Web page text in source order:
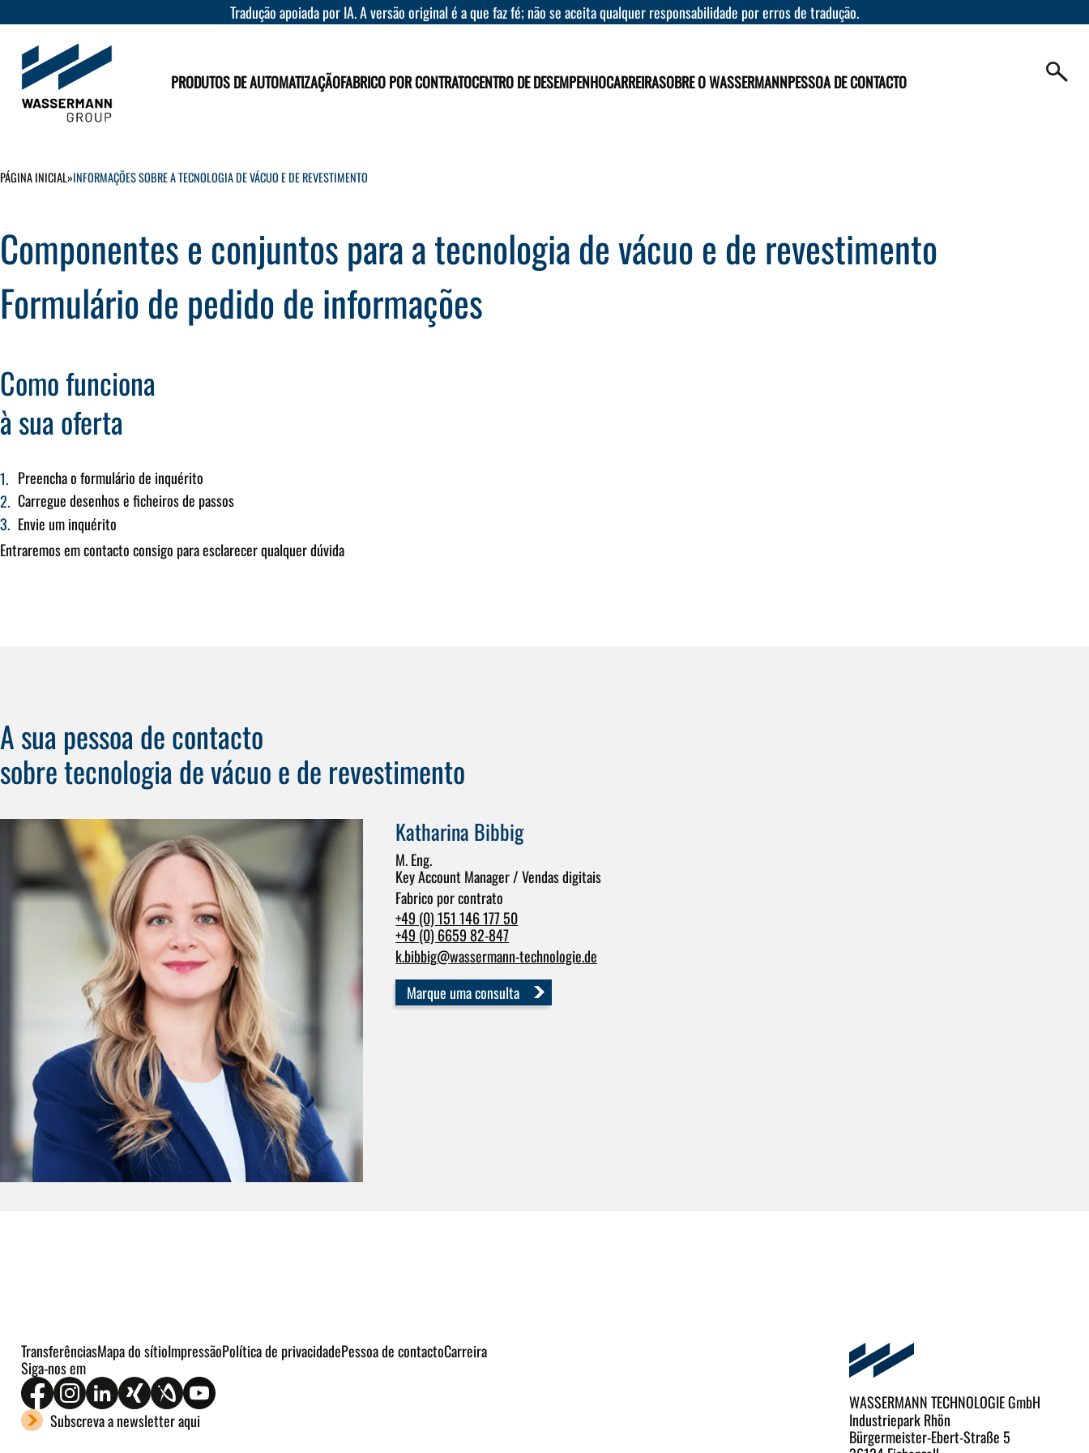
Tradução apoiada por IA. A versão original é a que faz fé; não se aceita qualquer responsabilidade por erros de tradução.
PRODUTOS DE AUTOMATIZAÇÃOFABRICO POR CONTRATOCENTRO DE DESEMPENHOCARREIRASOBRE O WASSERMANNPESSOA DE CONTACTO
PÁGINA INICIAL»INFORMAÇÕES SOBRE A TECNOLOGIA DE VÁCUO E DE REVESTIMENTO
Componentes e conjuntos para a tecnologia de vácuo e de revestimento
Formulário de pedido de informações
Como funciona
à sua oferta
Preencha o formulário de inquérito
Carregue desenhos e ficheiros de passos
Envie um inquérito
Entraremos em contacto consigo para esclarecer qualquer dúvida
A sua pessoa de contacto
sobre tecnologia de vácuo e de revestimento
Katharina Bibbig
M. Eng.
Key Account Manager / Vendas digitais
Fabrico por contrato
+49 (0) 151 146 177 50
+49 (0) 6659 82-847
k.bibbig@wassermann-technologie.de
Marque uma consulta
TransferênciasMapa do sítioImpressãoPolítica de privacidadePessoa de contactoCarreira
Siga-nos em
Subscreva a newsletter aqui
WASSERMANN TECHNOLOGIE GmbH
Industriepark Rhön
Bürgermeister-Ebert-Straße 5